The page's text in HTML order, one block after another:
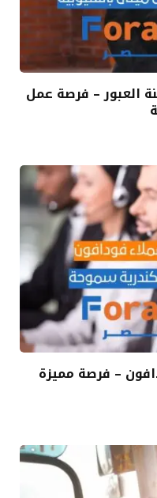
العبور – فرصة عمل
– فرصة مميزة